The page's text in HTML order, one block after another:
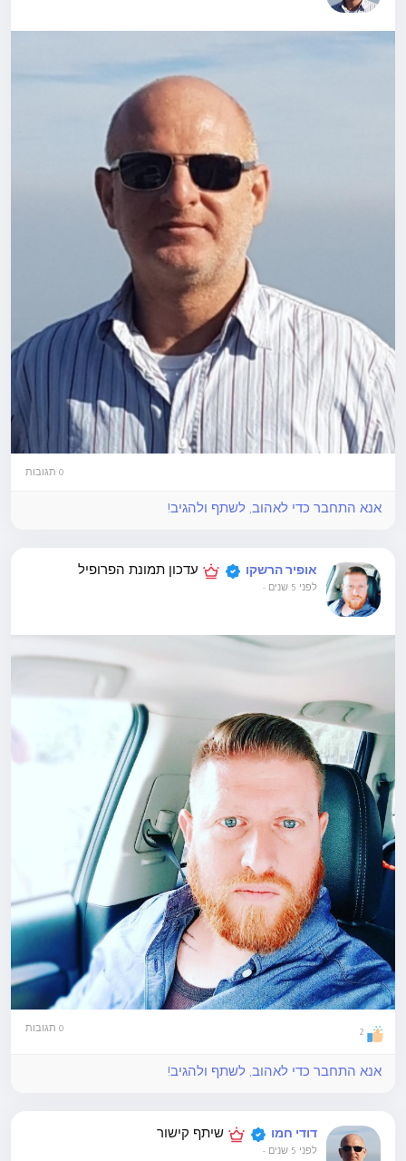
אנא התחבר כדי לאהוב, לשתף ולהגיב!
אופיר הרשקו עדכון תמונת הפרופיל
לפני 5 שנים -
2
אנא התחבר כדי לאהוב, לשתף ולהגיב!
דודי חמו שיתף קישור
לפני 5 שנים -